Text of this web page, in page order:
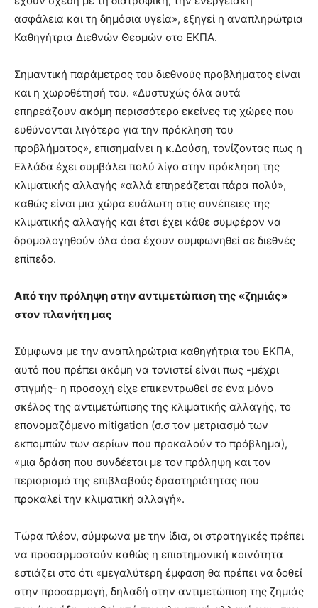
ασφάλεια και τη δημόσια υγεία», εξηγεί η αναπληρώτρια
Καθηγήτρια Διεθνών Θεσμών στο ΕΚΠΑ.
Σημαντική παράμετρος του διεθνούς προβλήματος είναι
και η χωροθέτησή του. «Δυστυχώς όλα αυτά
επηρεάζουν ακόμη περισσότερο εκείνες τις χώρες που
ευθύνονται λιγότερο για την πρόκληση του
προβλήματος», επισημαίνει η κ.Δούση, τονίζοντας πως η
Ελλάδα έχει συμβάλει πολύ λίγο στην πρόκληση της
κλιματικής αλλαγής «αλλά επηρεάζεται πάρα πολύ»,
καθώς είναι μια χώρα ευάλωτη στις συνέπειες της
κλιματικής αλλαγής και έτσι έχει κάθε συμφέρον να
δρομολογηθούν όλα όσα έχουν συμφωνηθεί σε διεθνές
επίπεδο.
Από την πρόληψη στην αντιμετώπιση της «ζημιάς»
στον πλανήτη μας
Σύμφωνα με την αναπληρώτρια καθηγήτρια του ΕΚΠΑ,
αυτό που πρέπει ακόμη να τονιστεί είναι πως -μέχρι
στιγμής- η προσοχή είχε επικεντρωθεί σε ένα μόνο
σκέλος της αντιμετώπισης της κλιματικής αλλαγής, το
επονομαζόμενο mitigation (σ.σ τον μετριασμό των
εκπομπών των αερίων που προκαλούν το πρόβλημα),
«μια δράση που συνδέεται με τον πρόληψη και τον
περιορισμό της επιβλαβούς δραστηριότητας που
προκαλεί την κλιματική αλλαγή».
Τώρα πλέον, σύμφωνα με την ίδια, οι στρατηγικές πρέπει
να προσαρμοστούν καθώς η επιστημονική κοινότητα
εστιάζει στο ότι «μεγαλύτερη έμφαση θα πρέπει να δοθεί
στην προσαρμογή, δηλαδή στην αντιμετώπιση της ζημιάς